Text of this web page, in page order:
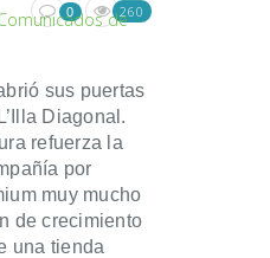
de
0 260
sus puertas
Diagonal.
refuerza la
por
muy mucho
de crecimiento
una tienda